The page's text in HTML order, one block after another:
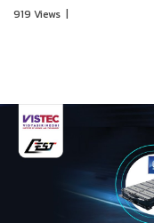
919 Views |